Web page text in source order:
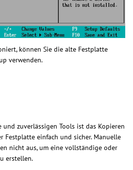
können Sie die alte Festplatte
verwenden.
zuverlässigen Tools ist das Kopieren
Festplatte einfach und sicher. Manuelle
nicht aus, um eine vollständige oder
erstellen.